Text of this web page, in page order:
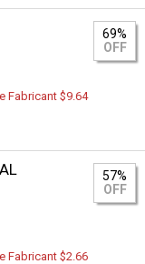
69%
OFF
Fabricant $9.64
57%
OFF
Fabricant $2.66